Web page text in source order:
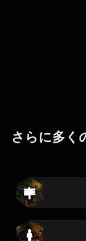
さらに多く